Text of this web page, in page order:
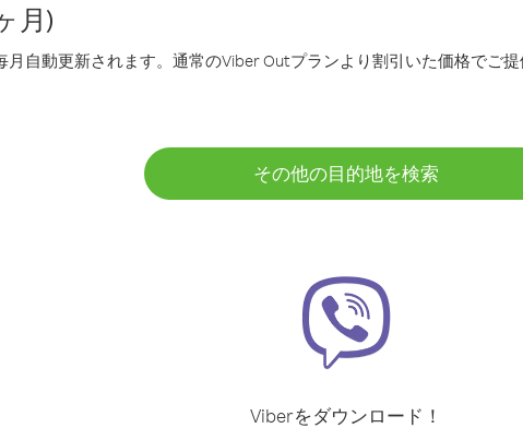
月)
自動更新されます。通常のViber Outプランより割引いた価格でご提
その他の目的地を検索
Viberをダウンロード！